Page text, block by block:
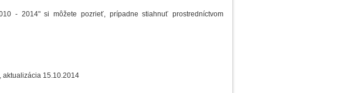
- 2014" si môžete pozrieť, prípadne stiahnuť prostredníctvom
aktualizácia 15.10.2014